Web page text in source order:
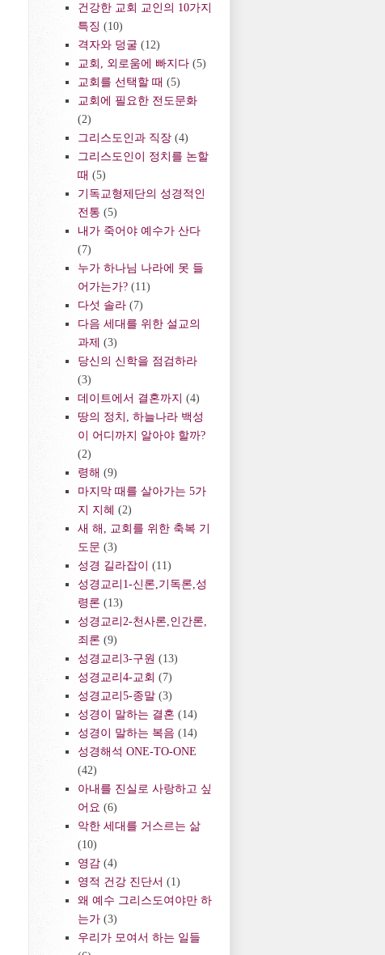
건강한 교회 교인의 10가지
특징 (10)
격자와 덩굴 (12)
교회, 외로움에 빠지다 (5)
교회를 선택할 때 (5)
교회에 필요한 전도문화
(2)
그리스도인과 직장 (4)
그리스도인이 정치를 논할
때 (5)
기독교형제단의 성경적인
전통 (5)
내가 죽어야 예수가 산다
(7)
누가 하나님 나라에 못 들
어가는가? (11)
다섯 솔라 (7)
다음 세대를 위한 설교의
과제 (3)
당신의 신학을 점검하라
(3)
데이트에서 결혼까지 (4)
땅의 정치, 하늘나라 백성
이 어디까지 알아야 할까?
(2)
령해 (9)
마지막 때를 살아가는 5가
지 지혜 (2)
새 해, 교회를 위한 축복 기
도문 (3)
성경 길라잡이 (11)
성경교리1-신론,기독론,성
령론 (13)
성경교리2-천사론,인간론,
죄론 (9)
성경교리3-구원 (13)
성경교리4-교회 (7)
성경교리5-종말 (3)
성경이 말하는 결혼 (14)
성경이 말하는 복음 (14)
성경해석 ONE-TO-ONE
(42)
아내를 진실로 사랑하고 싶
어요 (6)
악한 세대를 거스르는 삶
(10)
영감 (4)
영적 건강 진단서 (1)
왜 예수 그리스도여야만 하
는가 (3)
우리가 모여서 하는 일들